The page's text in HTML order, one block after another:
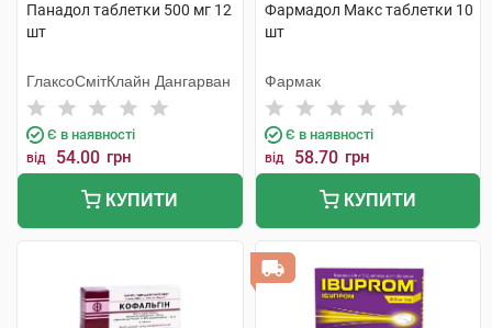
Панадол таблетки 500 мг 12
шт
ГлаксоСмітКлайн Дангарван
Є в наявності
від 54.00 грн
КУПИТИ
Фармадол Макс таблетки 10
шт
Фармак
Є в наявності
від 58.70 грн
КУПИТИ